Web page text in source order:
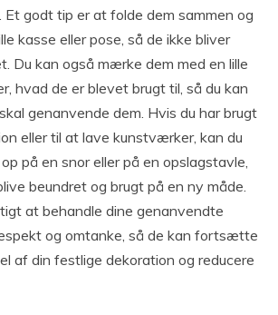
Et godt tip er at folde dem sammen og
kasse eller pose, så de ikke bliver
Du kan også mærke dem med en lille
hvad de er blevet brugt til, så du kan
genanvende dem. Hvis du har brugt
eller til at lave kunstværker, kan du
på en snor eller på en opslagstavle,
beundret og brugt på en ny måde.
at behandle dine genanvendte
og omtanke, så de kan fortsætte
af din festlige dekoration og reducere